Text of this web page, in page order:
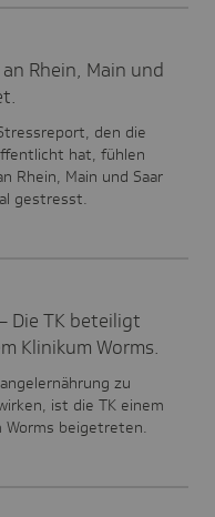
Rhein, Main und
den die
hat, fühlen
Rhein, Main und Saar
gestresst.
Die TK beteiligt
Klinikum Worms.
zu
ist die TK einem
Worms beigetreten.